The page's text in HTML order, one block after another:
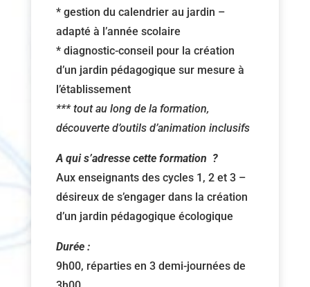
* gestion du calendrier au jardin –
adapté à l’année scolaire
* diagnostic-conseil pour la création
d’un jardin pédagogique sur mesure à
l’établissement
*** tout au long de la formation,
découverte d’outils d’animation inclusifs
A qui s’adresse cette formation ?
Aux enseignants des cycles 1, 2 et 3 –
désireux de s’engager dans la création
d’un jardin pédagogique écologique
Durée :
9h00, réparties en 3 demi-journées de